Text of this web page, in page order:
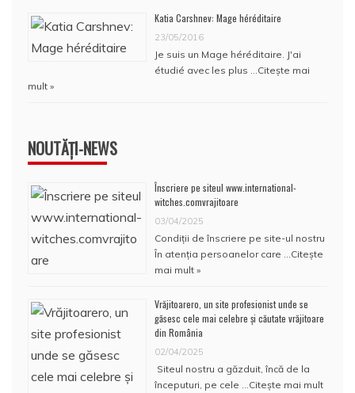
Katia Carshnev: Mage héréditaire
23/05/2016
Je suis un Mage héréditaire. J'ai
étudié avec les plus … Citește mai
mult »
NOUTĂȚI-NEWS
Înscriere pe siteul www.international-
witches.comvrajitoare
03/04/2025
Condiţii de înscriere pe site-ul nostru
În atenţia persoanelor care … Citește
mai mult »
Vrăjitoarero, un site profesionist unde se
găsesc cele mai celebre și căutate vrăjitoare
din România
02/04/2025
Siteul nostru a găzduit, încă de la
începuturi, pe cele … Citește mai mult